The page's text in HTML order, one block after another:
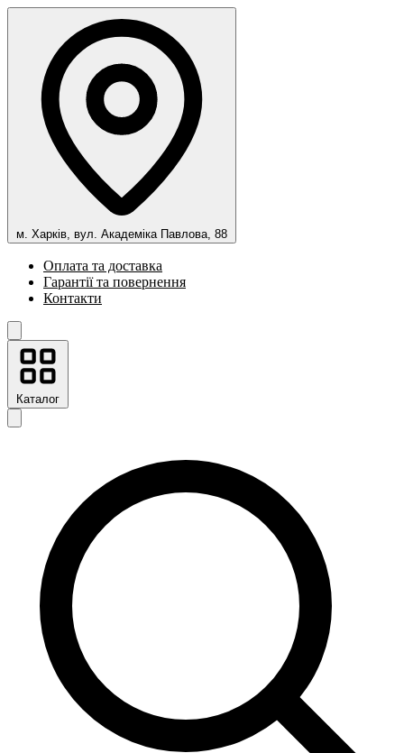
м. Харків, вул. Академіка Павлова, 88
Оплата та доставка
Гарантії та повернення
Контакти
Каталог